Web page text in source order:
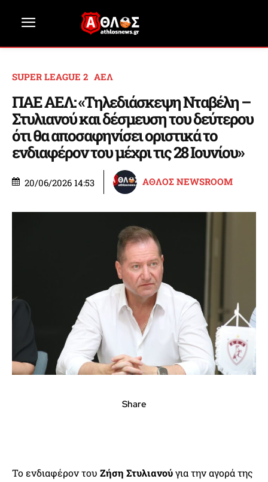
SUPER LEAGUE 2 ΑΕΛ
ΠΑΕ ΑΕΛ: «Τηλεδιάσκεψη Νταβέλη –
Στυλιανού και δέσμευση του δεύτερου
ότι θα αποσαφηνίσει οριστικά το
ενδιαφέρον του μέχρι τις 28 Ιουνίου»
20/06/2026 14:53 ΑΘΛΟΣ NEWSROOM
Share
Το ενδιαφέρον του Ζήση Στυλιανούγια την αγορά της